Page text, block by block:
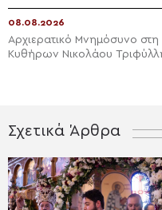
08.08.2026
Αρχιερατικό Μνημόσυνο
Κυθήρων Νικολάου
Σχετικά Άρθρα